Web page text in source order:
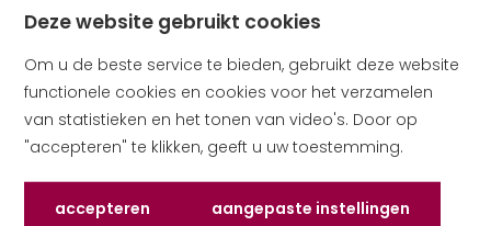
Deze website gebruikt cookies
Om u de beste service te bieden, gebruikt deze website
functionele cookies en cookies voor het verzamelen
van statistieken en het tonen van video's. Door op
"accepteren" te klikken, geeft u uw toestemming.
Accepteren
Aangepaste instellingen